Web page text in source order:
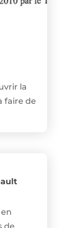
la
faire de